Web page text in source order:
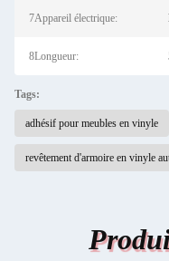
7Appareil électrique:
8Longueur:
Tags:
adhésif pour meubles en vinyle
revêtement d'armoire en vinyle